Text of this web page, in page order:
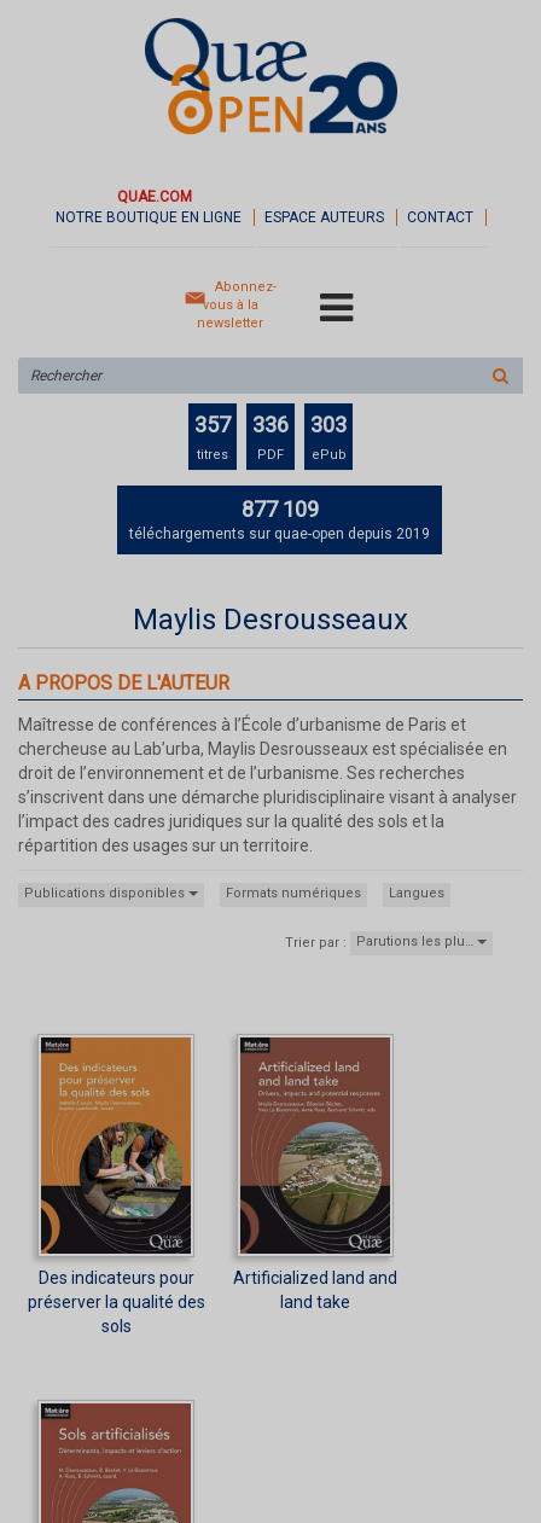
QUAE.COM
NOTRE BOUTIQUE EN LIGNE
ESPACE AUTEURS CONTACT
Abonnez-
vous à la
newsletter
sur
le
357
titres
336
PDF
303
ePub
877 109
téléchargements sur quae-open depuis 2019
Maylis Desrousseaux
A PROPOS DE L'AUTEUR
Maîtresse de conférences à l’École d’urbanisme de Paris et
chercheuse au Lab’urba, Maylis Desrousseaux est spécialisée en
droit de l’environnement et de l’urbanisme. Ses recherches
s’inscrivent dans une démarche pluridisciplinaire visant à analyser
l’impact des cadres juridiques sur la qualité des sols et la
répartition des usages sur un territoire.
Publications disponibles Formats numériques Langues
Trier par : Parutions les plu…
Des indicateurs pour
préserver la qualité des
sols
Artificialized land and
land take